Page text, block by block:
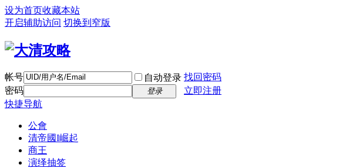
设为首页收藏本站
开启辅助访问 切换到窄版
帐号 自动登录 找回密码
密码
登录
立即注册
快捷导航
公會
清帝國I崛起
商王
演绎抽签